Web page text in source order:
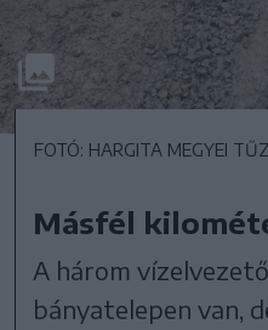
FOTÓ: HARGITA MEGYEI
Másfél
A három
bányatelepen van,